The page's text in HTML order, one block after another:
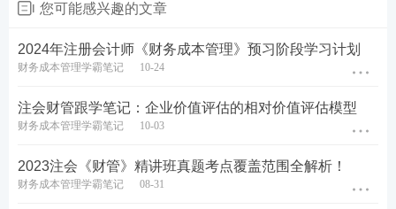
带来的净现值、为甲公司带来的净现值。
（4）判断甲公司收购是否可行，并简要说明理由。
注册会计师考试通关攻略—— 2024年抢先新考季
考试难度大，通过率低？233
取证班6位强师护航
您可能感兴趣的文章
2024年注册会计师《财务成本管理》预习阶段学习计划
财务成本管理学霸笔记 10-24
注会财管跟学笔记：企业价值评估的相对价值评估模型
财务成本管理学霸笔记 10-03
2023注会《财管》精讲班真题考点覆盖范围全解析！
财务成本管理学霸笔记 08-31